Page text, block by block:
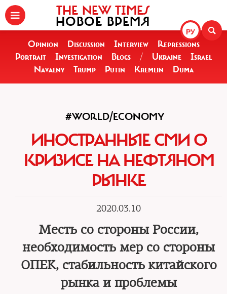
РУ
THE NEW TIMES
НОВОЕ ВРЕМЯ
Opinion Discussion Interview
Repressions
Portrait
Investigation Blogs / Ukraine
Israel
Navalny
Trump Putin Kremlin Duma
#WORLD/ECONOMY
ИНОСТРАННЫЕ СМИ О
КРИЗИСЕ НА НЕФТЯНОМ
РЫНКЕ
2020.03.10
Месть со стороны России,
необходимость мер со стороны
ОПЕК, стабильность китайского
рынка и проблемы